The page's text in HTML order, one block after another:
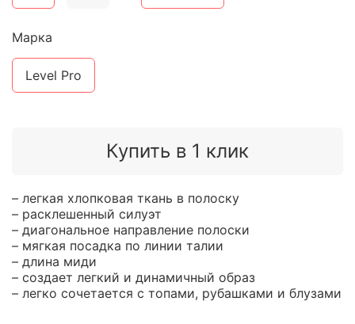
Купить в 1 клик
Марка
Level Pro
– легкая хлопковая ткань в полоску
– расклешенный силуэт
– диагональное направление полоски
– мягкая посадка по линии талии
– длина миди
– создает легкий и динамичный образ
– легко сочетается с топами, рубашками и блузами